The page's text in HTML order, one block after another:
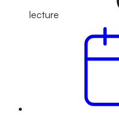
lecture